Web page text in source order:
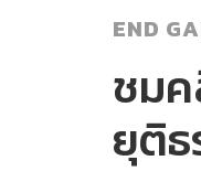
END
ชมค
ยุติธ